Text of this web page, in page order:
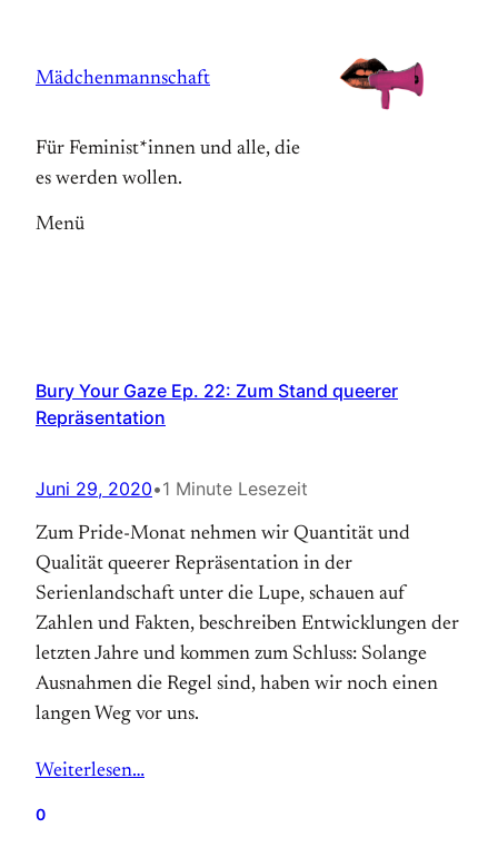
springen
Mädchenmannschaft
Für Feminist*innen und alle, die
es werden wollen.
Menü
Bury Your Gaze Ep. 22: Zum Stand queerer
Repräsentation
Juni 29, 2020•1 Minute Lesezeit
Zum Pride-Monat nehmen wir Quantität und
Qualität queerer Repräsentation in der
Serienlandschaft unter die Lupe, schauen auf
Zahlen und Fakten, beschreiben Entwicklungen der
letzten Jahre und kommen zum Schluss: Solange
Ausnahmen die Regel sind, haben wir noch einen
langen Weg vor uns.
Weiterlesen…
0